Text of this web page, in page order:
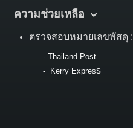
ความช่วยเหลือ
ตรวจสอบหมายเลขพัสดุ :
- Thailand Post
-
Kerry Express